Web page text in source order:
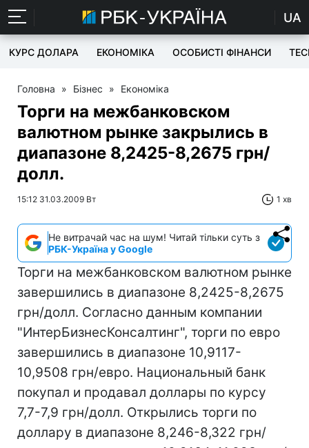
UA
КУРС ДОЛАРА ЕКОНОМІКА ОСОБИСТІ ФІНАНСИ
Головна » Бізнес » Економіка
Торги на межбанковском
валютном рынке закрылись в
диапазоне 8,2425-8,2675 грн/
долл.
15:12 31.03.2009 Вт 1 хв
Не витрачай час на шум! Читай тільки суть з
РБК-Україна у Google
Торги на межбанковском валютном рынке
завершились в диапазоне 8,2425-8,2675
грн/долл. Согласно данным компании
"ИнтерБизнесКонсалтинг", торги по евро
завершились в диапазоне 10,9117-
10,9508 грн/евро. Национальный банк
покупал и продавал доллары по курсу
7,7-7,9 грн/долл. Открылись торги по
доллару в диапазоне 8,246-8,322 грн/